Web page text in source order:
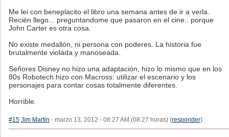
Me lei con beneplacito el libro una semana antes de ir a verla.
Recién llego... preguntandome que pasaron en el cine.. porque
John Carter es otra cosa.
No existe medallón, ni persona con poderes. La historia fue
brutalmente violada y manoseada.
Señores Disney no hizo una adaptación, hizo lo mismo que en los
80s Robotech hizo con Macross: utilizar el escenario y los
personajes para contar cosas totalmente diferentes.
Horrible.
#15 Jim Martin - marzo 13, 2012 - 08:27 AM (08:27 horas) (responder)